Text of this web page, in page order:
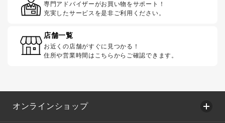
専門アドバイザーがお買い物をサポート！
充実したサービスを是非ご利用ください。
店舗一覧
お近くの店舗がすぐに見つかる！
住所や営業時間はこちらからご確認できます。
オンラインショップ